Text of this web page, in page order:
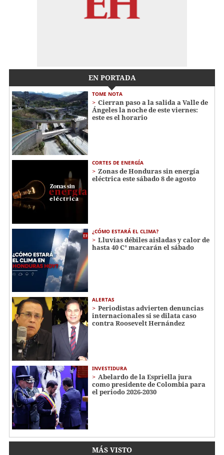
EN PORTADA
TOME NOTA
Cierran paso a la salida a Valle de
Ángeles la noche de este viernes:
este es el horario
CORTES DE ENERGÍA
Zonas de Honduras sin energía
eléctrica este sábado 8 de agosto
¿CÓMO ESTARÁ EL CLIMA?
Lluvias débiles aisladas y calor de
hasta 40 C° marcarán el sábado
ALERTAS
Periodistas advierten denuncias
internacionales si se dilata caso
contra Roosevelt Hernández
INVESTIDURA
Abelardo de la Espriella jura
como presidente de Colombia para
el periodo 2026-2030
MÁS VISTO